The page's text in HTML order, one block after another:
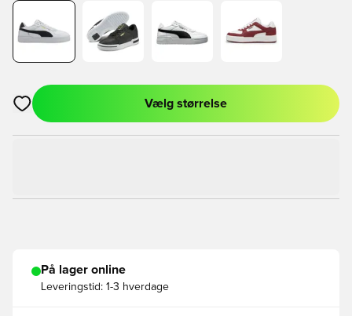
Åbner en Modal til at logge ind eller tilmelde dig som medlem
Vælg størrelse
På lager online
Leveringstid: 1-3 hverdage